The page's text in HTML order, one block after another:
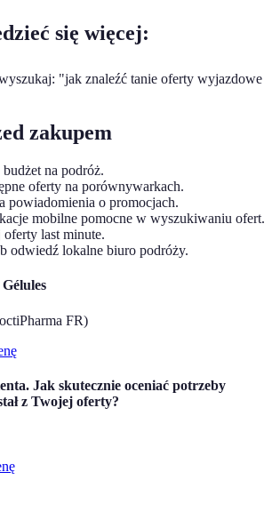
się więcej:
"jak znaleźć tanie oferty wyjazdowe
zakupem
na podróż.
oferty na porównywarkach.
powiadomienia o promocjach.
mobilne pomocne w wyszukiwaniu ofert.
last minute.
odwiedź lokalne biuro podróży.
FR)
Jak skutecznie oceniać potrzeby
z Twojej oferty?